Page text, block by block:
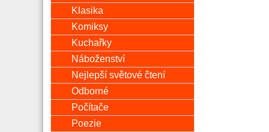
Klasika
Komiksy
Kuchařky
Náboženství
Nejlepší světové čtení
Odborné
Počítače
Poezie